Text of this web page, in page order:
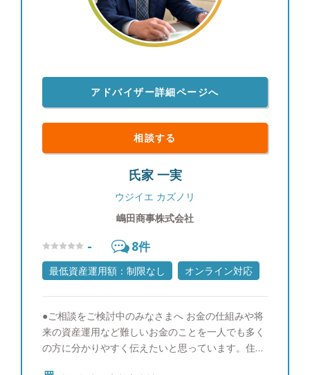
考えます。
アドバイザー詳細ページへ
相談する
氏家 一実
ウジイエ カズノリ
嶋田商事株式会社
- 8件
最低資産運用額：制限なし オンライン対応
●ご相談をご検討中のみなさまへ お金の仕組みや将
来の資産運用など難しいお金のことを一人でも多く
の方に分かりやすく伝えたいと思っています。住宅